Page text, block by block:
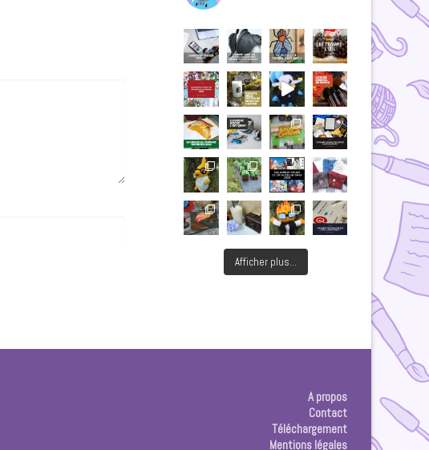
Afficher plus...
A propos
Contact
Téléchargement
Mentions légales